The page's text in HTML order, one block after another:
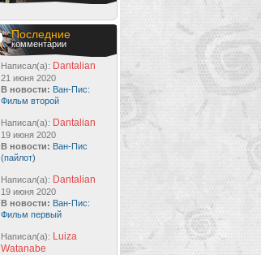
Последние
комментарии
Написал(а): Dantalian
21 июня 2020
В новости: Ван-Пис:
Фильм второй
Написал(а): Dantalian
19 июня 2020
В новости: Ван-Пис
(пайлот)
Написал(а): Dantalian
19 июня 2020
В новости: Ван-Пис:
Фильм первый
Написал(а): Luiza
Watanabe